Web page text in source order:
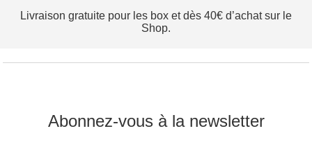
Livraison gratuite pour les box et dès 40€ d’achat sur le
Shop.
Abonnez-vous à la newsletter